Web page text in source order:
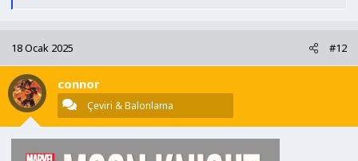
i
l
e
r
18 Ocak 2025 #12
connor
Çeviri & Balonlama